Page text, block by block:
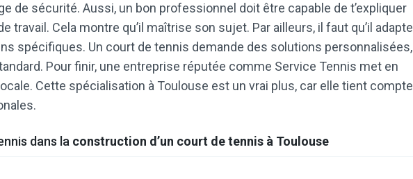
de sécurité. Aussi, un bon professionnel doit être capable de t’expliquer
travail. Cela montre qu’il maîtrise son sujet. Par ailleurs, il faut qu’il adapte
spécifiques. Un court de tennis demande des solutions personnalisées,
Pour finir, une entreprise réputée comme Service Tennis met en
Cette spécialisation à Toulouse est un vrai plus, car elle tient compte
dans la construction d’un court de tennis à Toulouse